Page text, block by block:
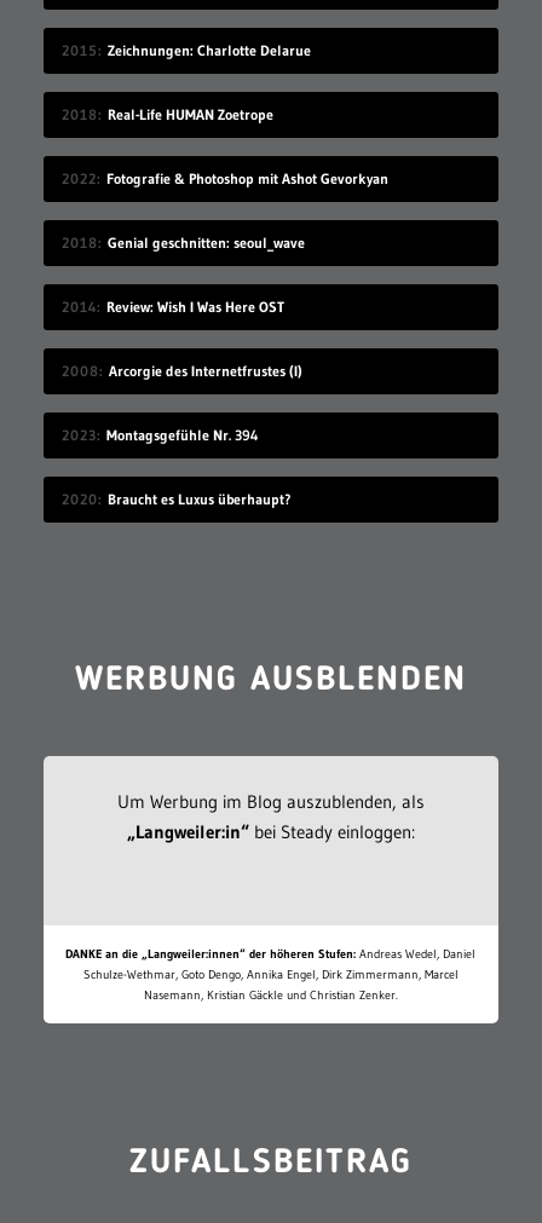
2015 Zeichnungen: Charlotte Delarue
2018 Real-Life HUMAN Zoetrope
2022 Fotografie & Photoshop mit Ashot Gevorkyan
2018 Genial geschnitten: seoul_wave
2014 Review: Wish I Was Here OST
2008 Arcorgie des Internetfrustes (I)
2023 Montagsgefühle Nr. 394
2020 Braucht es Luxus überhaupt?
WERBUNG AUSBLENDEN
Um Werbung im Blog auszublenden, als
„Langweiler:in“bei Steady einloggen:
DANKE an die „Langweiler:innen“ der höheren Stufen: Andreas Wedel, Daniel
Schulze-Wethmar, Goto Dengo, Annika Engel, Dirk Zimmermann, Marcel
Nasemann, Kristian Gäckle und Christian Zenker.
ZUFALLSBEITRAG